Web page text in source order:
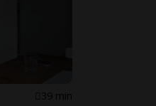
39 min